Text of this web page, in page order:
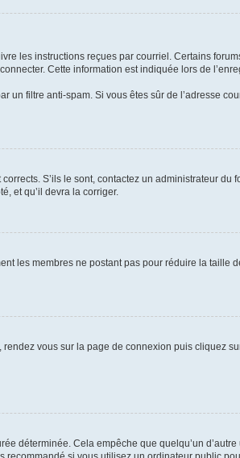
les instructions reçues par courriel. Certains
Cette information est indiquée lors de
un filtre anti-spam. Si vous êtes sûr de l’adresse
S’ils le sont, contactez un administrateur du
et qu’il devra la corriger.
les membres ne postant pas pour réduire la taille
vous sur la page de connexion puis cliquez
déterminée. Cela empêche que quelqu’un